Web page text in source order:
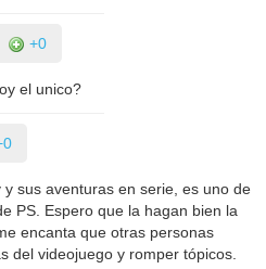
+0
el unico?
sus aventuras en serie, es uno de
PS. Espero que la hagan bien la
encanta que otras personas
del videojuego y romper tópicos.